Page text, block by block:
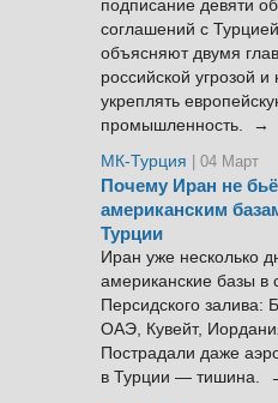
подписание девяти
соглашений с
объясняют двумя
российской угрозой
укреплять
промышленность. →
МК-Турция
| 04 Март
Почему Иран не
американским
Турции
Иран уже несколько
американские базы в
Персидского залива:
ОАЭ, Кувейт,
Пострадали даже
в Турции — тишина.